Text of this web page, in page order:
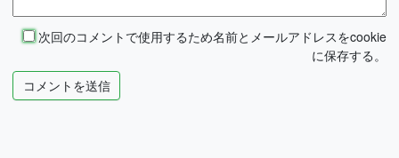
次回のコメントで使用するため名前とメールアドレスをcookie
に保存する。